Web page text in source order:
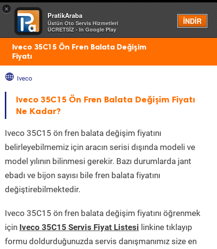
×
PratikAraba
Üstün Oto Servis Hizmetleri
ÜCRETSİZ - In Google Play
İNDİR
Menü
Iveco 35C15 Ön Fren Balata Değişim
Fiyatı
Iveco
Iveco 35C15 Ön Fren Balata Değişim Fiyatı
Ne Kadar?
Iveco 35C15 ön fren balata değişim fiyatını
belirleyebilmemiz için aracın serisi dışında modeli ve
model yılının bilinmesi gerekir. Bazı durumlarda jant
ebadı ve bijon sayısı bile fren balata fiyatını
değiştirebilmektedir.
Iveco 35C15 ön fren balata değişim fiyatını öğrenmek
için Iveco 35C15 Servis Fiyat Listesi linkine tıklayıp
formu doldurduğunuzda servis danışmanımız size en